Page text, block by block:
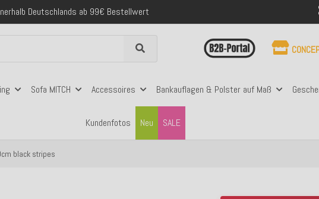
versendete Bestellungen
Klarna, PayPal & Amazon Pay
Sofa MITCH Accessoires Bankauflagen & Polster auf Maß
Kundenfotos SALE
Neu
black stripes